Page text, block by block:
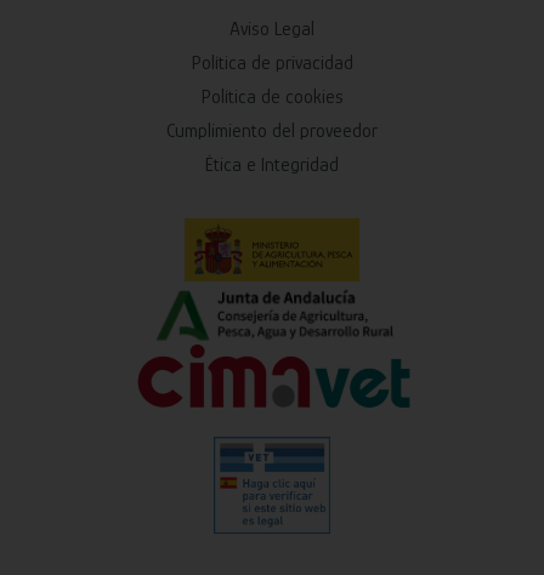
Aviso Legal
Política de privacidad
Política de cookies
Cumplimiento del proveedor
Ética e Integridad